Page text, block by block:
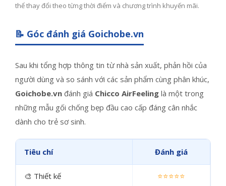
thể thay đổi theo từng thời điểm và chương trình khuyến mãi.
📝 Góc đánh giá Goichobe.vn
Sau khi tổng hợp thông tin từ nhà sản xuất, phản hồi của
người dùng và so sánh với các sản phẩm cùng phân khúc,
Goichobe.vn đánh giá Chicco AirFeeling là một trong
những mẫu gối chống bẹp đầu cao cấp đáng cân nhắc
dành cho trẻ sơ sinh.
Tiêu chí Đánh giá
🎨 Thiết kế ⭐⭐⭐⭐⭐